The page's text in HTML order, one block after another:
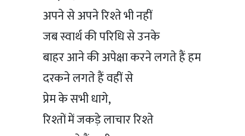
अपने से अपने रिश्ते भी नहीं
जब स्वार्थ की परिधि से उनके
बाहर आने की अपेक्षा करने लगते हैं हम
दरकने लगते हैं वहीं से
प्रेम के सभी धागे,
रिश्तों में जकड़े लाचार रिश्ते